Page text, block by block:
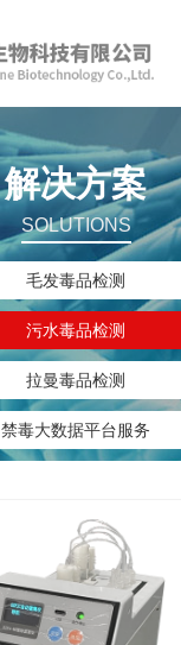
解决方案
SOLUTIONS
毛发毒品检测
污水毒品检测
拉曼毒品检测
禁毒大数据平台服务